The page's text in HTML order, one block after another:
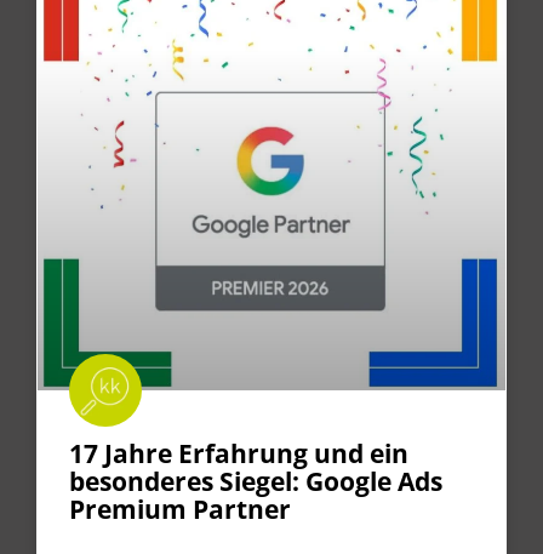
17 Jahre Erfahrung und ein
besonderes Siegel: Google Ads
Premium Partner